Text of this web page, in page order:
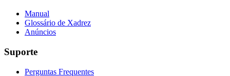
Manual
Glossário de Xadrez
Anúncios
Suporte
Perguntas Frequentes